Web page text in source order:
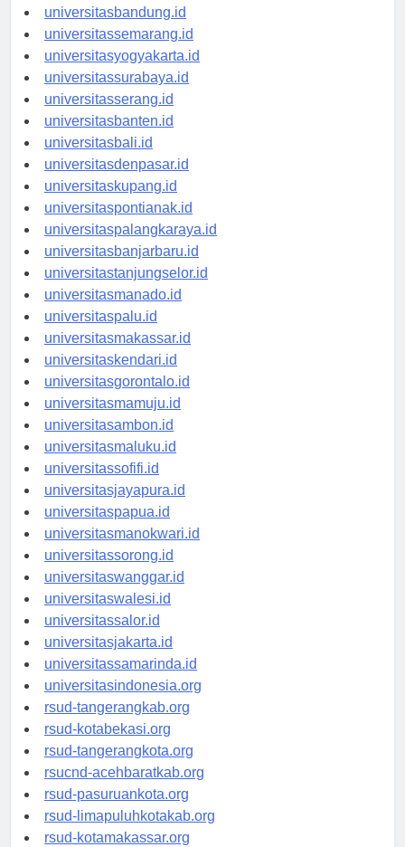
universitasbandung.id
universitassemarang.id
universitasyogyakarta.id
universitassurabaya.id
universitasserang.id
universitasbanten.id
universitasbali.id
universitasdenpasar.id
universitaskupang.id
universitaspontianak.id
universitaspalangkaraya.id
universitasbanjarbaru.id
universitastanjungselor.id
universitasmanado.id
universitaspalu.id
universitasmakassar.id
universitaskendari.id
universitasgorontalo.id
universitasmamuju.id
universitasambon.id
universitasmaluku.id
universitassofifi.id
universitasjayapura.id
universitaspapua.id
universitasmanokwari.id
universitassorong.id
universitaswanggar.id
universitaswalesi.id
universitassalor.id
universitasjakarta.id
universitassamarinda.id
universitasindonesia.org
rsud-tangerangkab.org
rsud-kotabekasi.org
rsud-tangerangkota.org
rsucnd-acehbaratkab.org
rsud-pasuruankota.org
rsud-limapuluhkotakab.org
rsud-kotamakassar.org